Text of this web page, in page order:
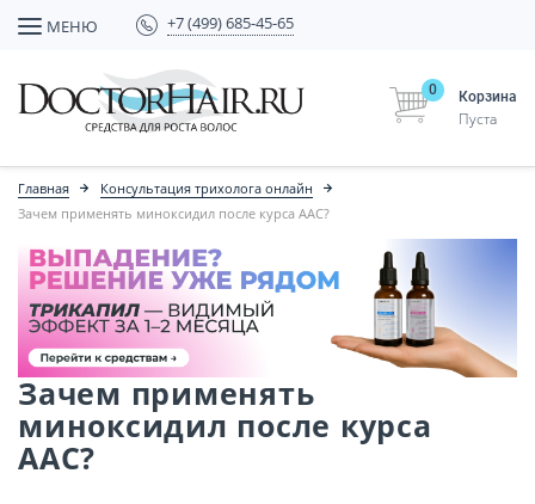
МЕНЮ +7 (499) 685-45-65
Корзина
0
Пуста
Главная
Консультация трихолога онлайн
Зачем применять миноксидил после курса ААС?
Зачем применять
миноксидил после курса
ААС?